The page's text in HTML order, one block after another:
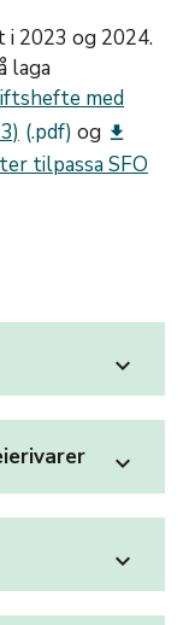
i 2023 og 2024.
laga
med
og get_app
tilpassa SFO
expand_more
expand_more
expand_more